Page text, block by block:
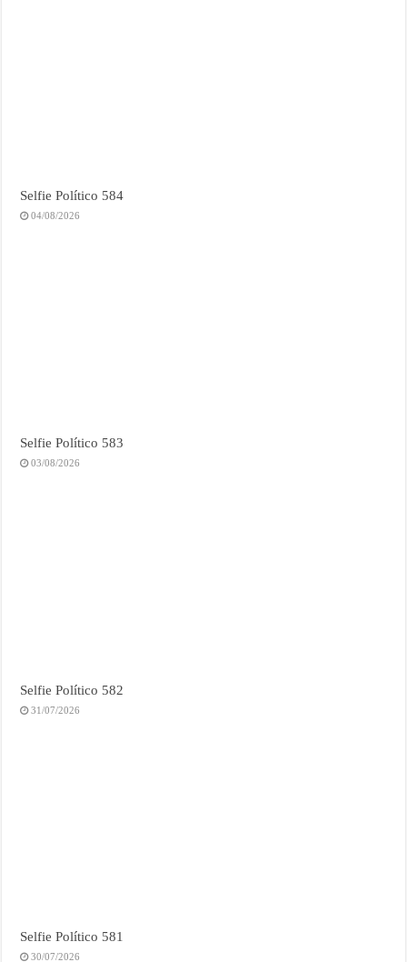
Selfie Político 584
04/08/2026
Selfie Político 583
03/08/2026
Selfie Político 582
31/07/2026
Selfie Político 581
30/07/2026